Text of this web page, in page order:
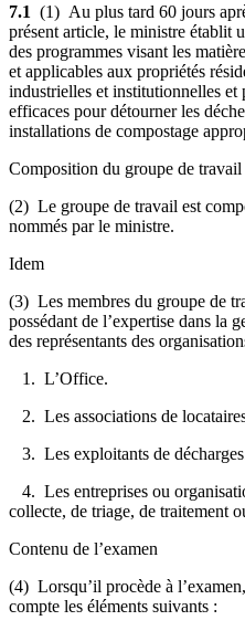
7.1 (1) Au plus tard 60 jours
présent article, le ministre établit
des programmes visant les
et applicables aux propriétés
industrielles et institutionnelles et
efficaces pour détournerles
installations de compostage
Composition du groupe de travail
(2) Le groupe de travail est
nommés par le ministre.
Idem
(3) Les membres du groupe de
possédant de l’expertise dans la
des représentants des
1. L’Office.
2. Les associations de
3. Les exploitants de
4. Les entreprises ou
collecte, de triage, de traitement
Contenu de l’examen
(4) Lorsqu’il procède à
compte les éléments suivants :